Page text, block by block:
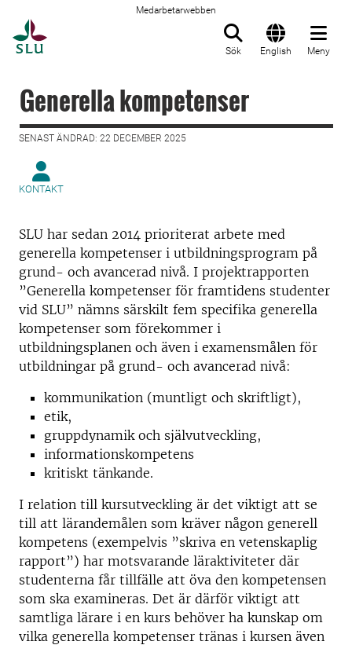
Medarbetarwebben
Sök English Meny
Generella kompetenser
SENAST ÄNDRAD: 22 DECEMBER 2025
KONTAKT
SLU har sedan 2014 prioriterat arbete med
generella kompetenser i utbildningsprogram på
grund- och avancerad nivå. I projektrapporten
”Generella kompetenser för framtidens studenter
vid SLU” nämns särskilt fem specifika generella
kompetenser som förekommer i
utbildningsplanen och även i examensmålen för
utbildningar på grund- och avancerad nivå:
kommunikation (muntligt och skriftligt),
etik,
gruppdynamik och självutveckling,
informationskompetens
kritiskt tänkande.
I relation till kursutveckling är det viktigt att se
till att lärandemålen som kräver någon generell
kompetens (exempelvis ”skriva en vetenskaplig
rapport”) har motsvarande läraktiviteter där
studenterna får tillfälle att öva den kompetensen
som ska examineras. Det är därför viktigt att
samtliga lärare i en kurs behöver ha kunskap om
vilka generella kompetenser tränas i kursen även